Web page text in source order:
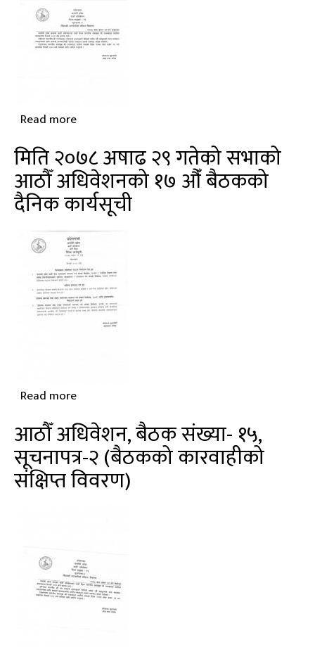
Read moreabout
अधिवेशन,
बैठक
संख्या-
सूचनापत्र-२
(बैठकको
कारवाहीको
संक्षिप्त
विवरण)
मिति २०७८ अषाढ २९ गतेको सभाको
आठौँ अधिवेशनको १७ औँ बैठकको
दैनिक कार्यसूची
Read moreabout
२०७८
अषाढ
२९
१७
औँ
बैठकको
आठौँ अधिवेशन, बैठक संख्या- १५,
सूचनापत्र-२ (बैठकको कारवाहीको
संक्षिप्त विवरण)